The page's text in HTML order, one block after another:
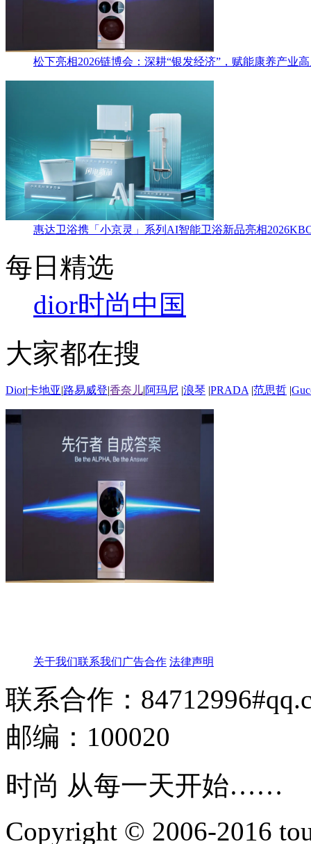
松下亮相2026链博会：深耕“银发经济”，赋能康养产业
惠达卫浴携「小京灵」系列AI智能卫浴新品亮相
每日精选
dior时尚中国
大家都在搜
Dior|卡地亚|路易威登|香奈儿|阿玛尼 |浪琴 |PRADA |范思哲 |
关于我们联系我们广告合作 法律声明
联系合作：
邮编：100020
时尚 从每一天开始……
Copyright © 2006-2016